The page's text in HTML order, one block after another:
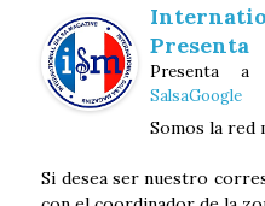
Presenta
Presenta a
SalsaGoogle
Somos la red
Si desea ser nuestro